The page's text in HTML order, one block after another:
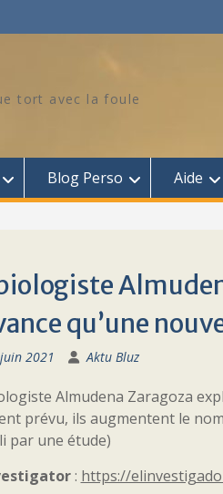
tort avec la foule
Blog Perso Aide
qu’une
2021 Aktu Bluz
Almudena Zaragoza
prévu, ils augmentent le
par une étude)
: https://